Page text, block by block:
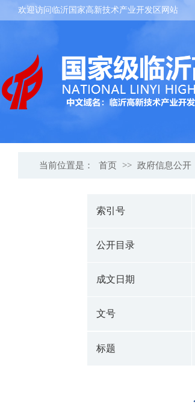
欢迎访问临沂国家高新技术产业开发区网站
当前位置是： 首页 >> 政府信息公开
索引号
公开目录
成文日期
文号
标题